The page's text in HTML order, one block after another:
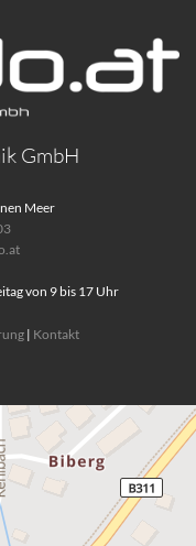
GmbH
Meer
von 9 bis 17 Uhr
| Kontakt